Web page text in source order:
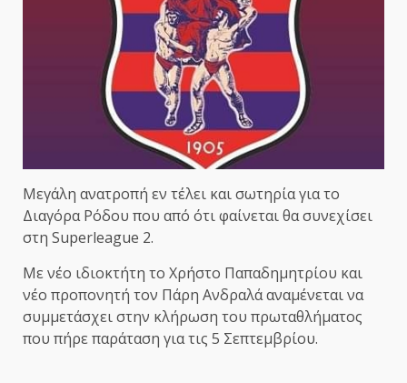
Μεγάλη ανατροπή εν τέλει και σωτηρία για το
Διαγόρα Ρόδου που από ότι φαίνεται θα συνεχίσει
στη Superleague 2.
Με νέο ιδιοκτήτη το Χρήστο Παπαδημητρίου και
νέο προπονητή τον Πάρη Ανδραλά αναμένεται να
συμμετάσχει στην κλήρωση του πρωταθλήματος
που πήρε παράταση για τις 5 Σεπτεμβρίου.